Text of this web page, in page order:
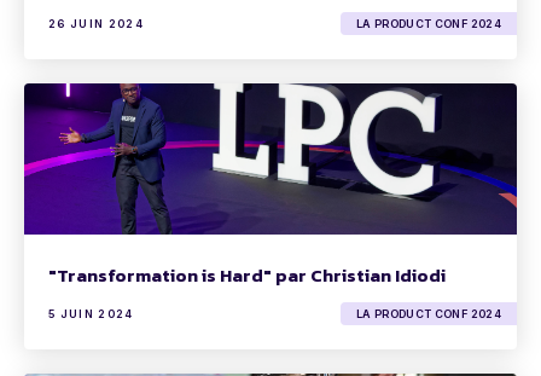
26 JUIN 2024 LA PRODUCT CONF 2024
"Transformation is Hard" par Christian Idiodi
5 JUIN 2024 LA PRODUCT CONF 2024